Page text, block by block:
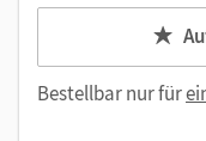
Bestellbar nur für